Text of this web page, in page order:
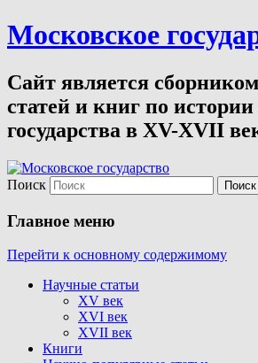
Московское
Сайт является
статей и книг по
государства в XV-XVII
Поиск
Главное меню
Перейти к основному содержимому
Научные статьи
XV век
XVI век
XVII век
Книги